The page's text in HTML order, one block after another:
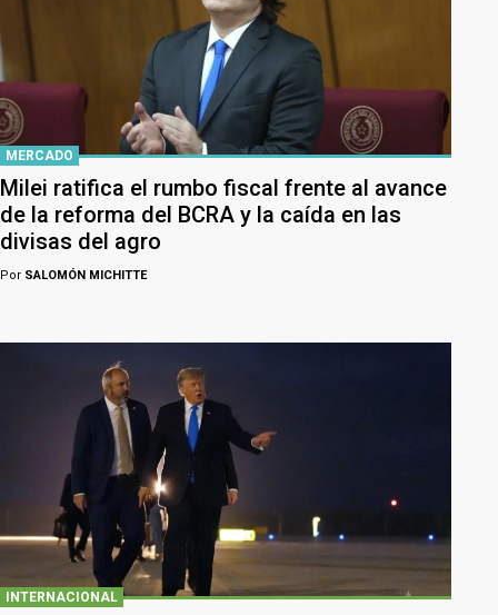
MERCADO
Milei ratifica el rumbo fiscal frente al avance
de la reforma del BCRA y la caída en las
divisas del agro
Por SALOMÓN MICHITTE
INTERNACIONAL